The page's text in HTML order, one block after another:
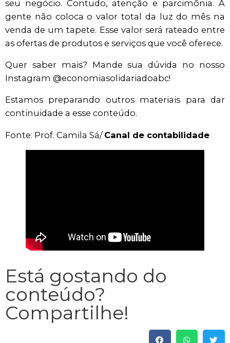
seu negócio. Contudo, atenção e parcimônia. A
gente não coloca o valor total da luz do mês na
venda de um tapete. Esse valor será rateado entre
as ofertas de produtos e serviços que você oferece.
Quer saber mais? Mande sua dúvida no nosso
Instagram @economiasolidariadoabc!
Estamos preparando outros materiais para dar
continuidade a esse conteúdo.
Fonte: Prof. Camila Sá/ Canal de contabilidade
Está gostando do
conteúdo?
Compartilhe!